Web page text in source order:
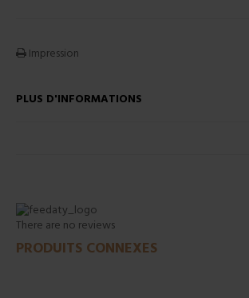
Impression
PLUS D'INFORMATIONS
There are no reviews
PRODUITS CONNEXES